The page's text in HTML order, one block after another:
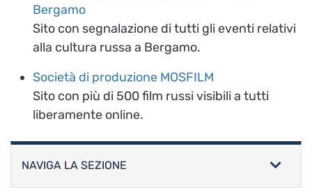
Bergamo
Sito con segnalazione di tutti gli eventi relativi
alla cultura russa a Bergamo.
Società di produzione MOSFILM
Sito con più di 500 film russi visibili a tutti
liberamente online.
NAVIGA LA SEZIONE